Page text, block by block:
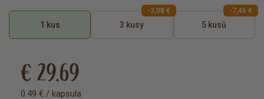
1 kus 3 kusy
-3,08 €
5 kusů
-7,46 €
€ 29.69
0.49 € / kapsula